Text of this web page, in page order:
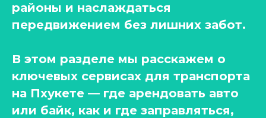
районы и наслаждаться
передвижением без лишних забот.
В этом разделе мы расскажем о
ключевых сервисах для транспорта
на Пхукете — где арендовать авто
или байк, как и где заправляться,